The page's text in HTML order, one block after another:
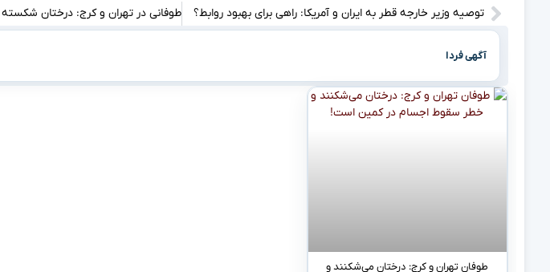
توصیه وزیر خارجه قطر به ایران و آمریکا: راهی برای بهبود روابط؟
آگهی فردا
طوفان تهران و کرج: درختان می‌شکنند و